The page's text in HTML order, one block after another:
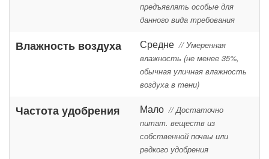
предъявлять особые для
данного вида требования
Влажность воздуха Средне // Умеренная
влажность (не менее 35%,
обычная уличная влажность
воздуха в тени)
Частота удобрения Мало // Достаточно
питат. веществ из
собственной почвы или
редкого удобрения